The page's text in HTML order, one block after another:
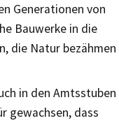
Generationen von
Bauwerke in die
die Natur bezähmen
in den Amtsstuben
gewachsen, dass